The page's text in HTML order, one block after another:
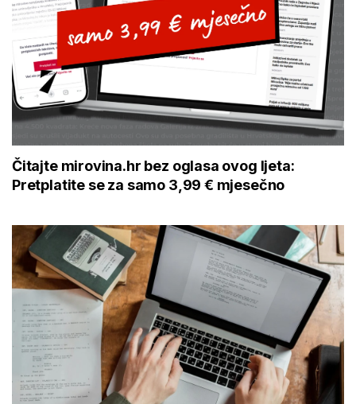
Čitajte mirovina.hr bez oglasa ovog ljeta:
Pretplatite se za samo 3,99 € mjesečno